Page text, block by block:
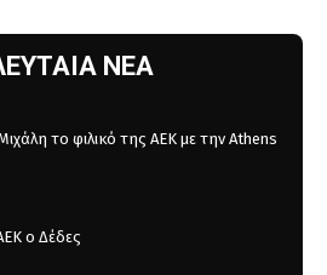
ΝΕΑ
το φιλικό της ΑΕΚ με την Athens
ο Δέδες